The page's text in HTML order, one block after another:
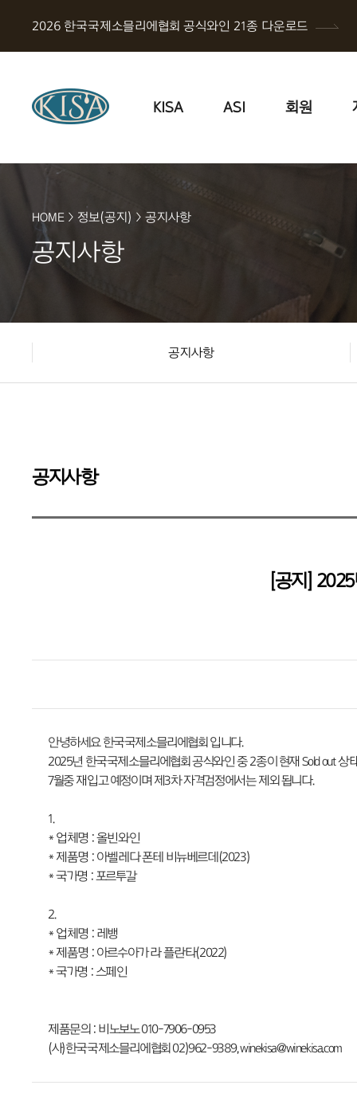
2026 한국국제소믈리에협회 공식와인 21종 다운로드
KISA ASI 회원
HOME > 정보(공지) > 공지사항
공지사항
공지사항
공지사항
[공지]
안녕하세요 한국국제소믈리에협회 입니다.
2025년 한국국제소믈리에협회 공식와인 중 2종이 현재 Sold out 상
7월중 재입고 예정이며 제3차 자격검정에서는 제외 됩니다.
1.
* 업체명 : 올빈와인
* 제품명 : 아벨레다 폰테 비뉴베르데(2023)
* 국가명 : 포르투갈
2.
* 업체명 : 레뱅
* 제품명 : 아르수아가 라 플란타(2022)
* 국가명 : 스페인
제품문의 : 비노보노 010-7906-0953
(사)한국국제소믈리에협회 02)962-9389, winekisa@winekisa.com